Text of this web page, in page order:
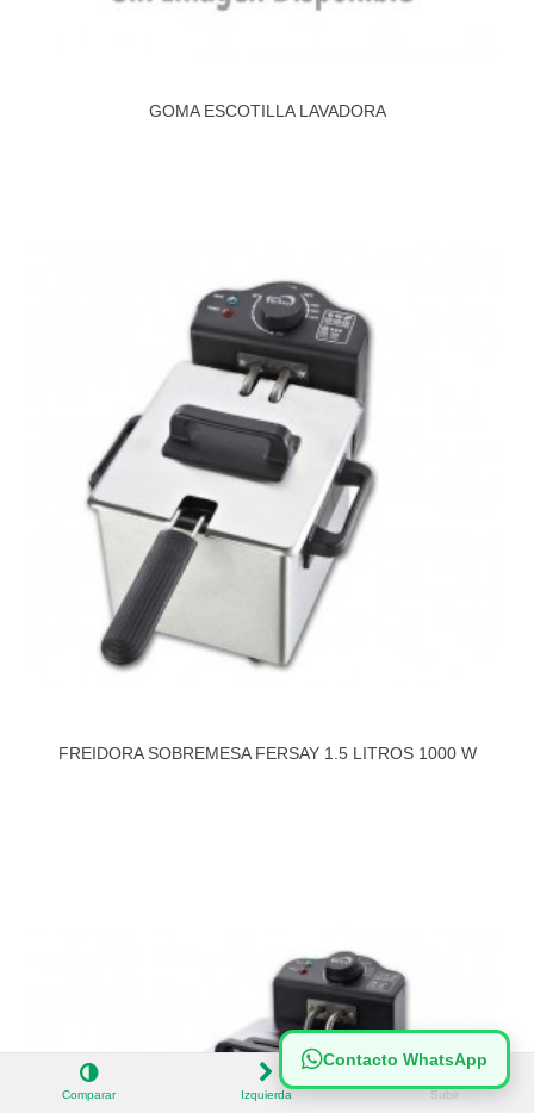
GOMA ESCOTILLA LAVADORA
FREIDORA SOBREMESA FERSAY 1.5 LITROS 1000 W
Contacto WhatsApp
Comparar Izquierda Subir